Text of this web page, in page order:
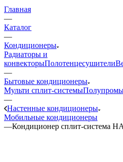
Главная
—
Каталог
—
Кондиционеры
Радиаторы и
конвекторыПолотенцесушители
—
Бытовые кондиционеры
Мульти сплит-системы
—
Настенные кондиционеры
Мобильные кондиционеры
—Кондиционер сплит-система